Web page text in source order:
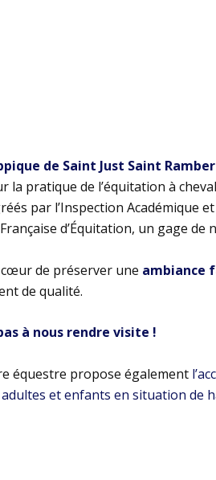
de Saint Just Saint
la pratique de l’équitation à
par l’Inspection Académique
d’Équitation, un gage
cœur de préserver une ambiance
de qualité.
à nous rendre visite !
équestre propose également
adultes et enfants en situation de